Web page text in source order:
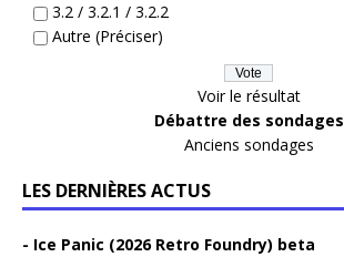
3.2 / 3.2.1 / 3.2.2
Autre (Préciser)
Voir le résultat
Débattre des sondages
Anciens sondages
LES DERNIÈRES ACTUS
Ice Panic (2026 Retro Foundry) beta